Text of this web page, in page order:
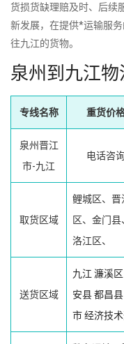
货损货缺理赔及时、后续
新发展，在提供*运输服
往九江的货物。
泉州到九江
专线名称 重货价
泉州晋江
市-九江
电话咨
取货区域
鲤城区、晋
区、金门县
洛江区、
送货区域
九江 濂溪区
安县都昌县
市经济技